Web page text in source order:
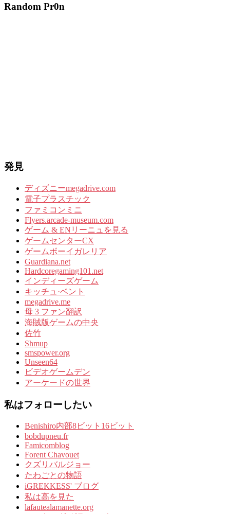
Random Pr0n
発見
ディズニーmegadrive.com
電子プラスチック
ファミコンミニ
Flyers.arcade-museum.com
ゲーム & ENリーニュを見る
ゲームセンターCX
ゲームボーイガレリア
Guardiana.net
Hardcoregaming101.net
インディーズゲーム
キッチュ·ベント
megadrive.me
母 3 ファン翻訳
海賊版ゲームの中央
佐竹
Shmup
smspower.org
Unseen64
ビデオゲームデン
アーケードの世界
私はフォローしたい
Benishiro内部8ビット16ビット
bobdupneu.fr
Famicomblog
Forent Chavouet
クズリバルジョー
たわごとの物語
iGREKKESS' ブログ
私は高を見た
lafautealamanette.org